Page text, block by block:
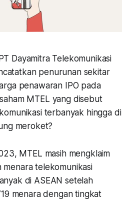
Dayamitra Telekomunikasi
penurunan sekitar
penawaran IPO pada
MTEL yang disebut
terbanyak hingga di
meroket?
MTEL masih mengklaim
menara telekomunikasi
di ASEAN setelah
menara dengan tingkat